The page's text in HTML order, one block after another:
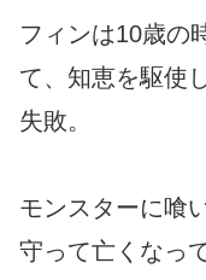
フィンは10歳の
て、知恵を駆使
失敗。
モンスターに喰
守って亡くなっ